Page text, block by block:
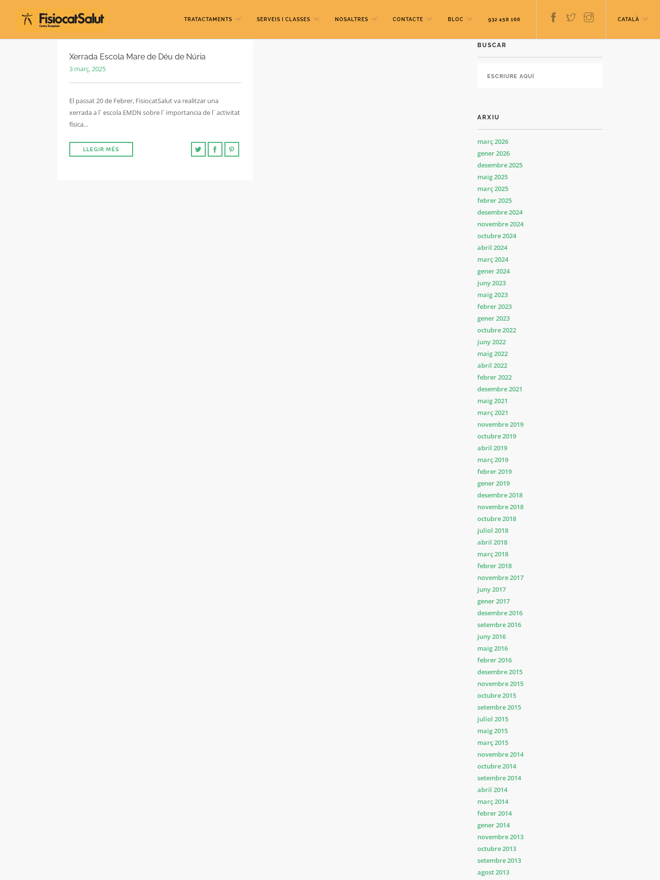
TRATACTAMENTS SERVEIS I CLASSES NOSALTRES CONTACTE BLOC 932 458 166 CATALÀ
Xerrada Escola Mare de Déu de Núria
3 març, 2025
El passat 20 de Febrer, FisiocatSalut va realitzar una
xerrada a l´ escola EMDN sobre l´ importancia de l´ activitat
física…
LLEGIR MÉS
BUSCAR
ARXIU
març 2026
gener 2026
desembre 2025
maig 2025
març 2025
febrer 2025
desembre 2024
novembre 2024
octubre 2024
abril 2024
març 2024
gener 2024
juny 2023
maig 2023
febrer 2023
gener 2023
octubre 2022
juny 2022
maig 2022
abril 2022
febrer 2022
desembre 2021
maig 2021
març 2021
novembre 2019
octubre 2019
abril 2019
març 2019
febrer 2019
gener 2019
desembre 2018
novembre 2018
octubre 2018
juliol 2018
abril 2018
març 2018
febrer 2018
novembre 2017
juny 2017
gener 2017
desembre 2016
setembre 2016
juny 2016
maig 2016
febrer 2016
desembre 2015
novembre 2015
octubre 2015
setembre 2015
juliol 2015
maig 2015
març 2015
novembre 2014
octubre 2014
setembre 2014
abril 2014
març 2014
febrer 2014
gener 2014
novembre 2013
octubre 2013
setembre 2013
agost 2013